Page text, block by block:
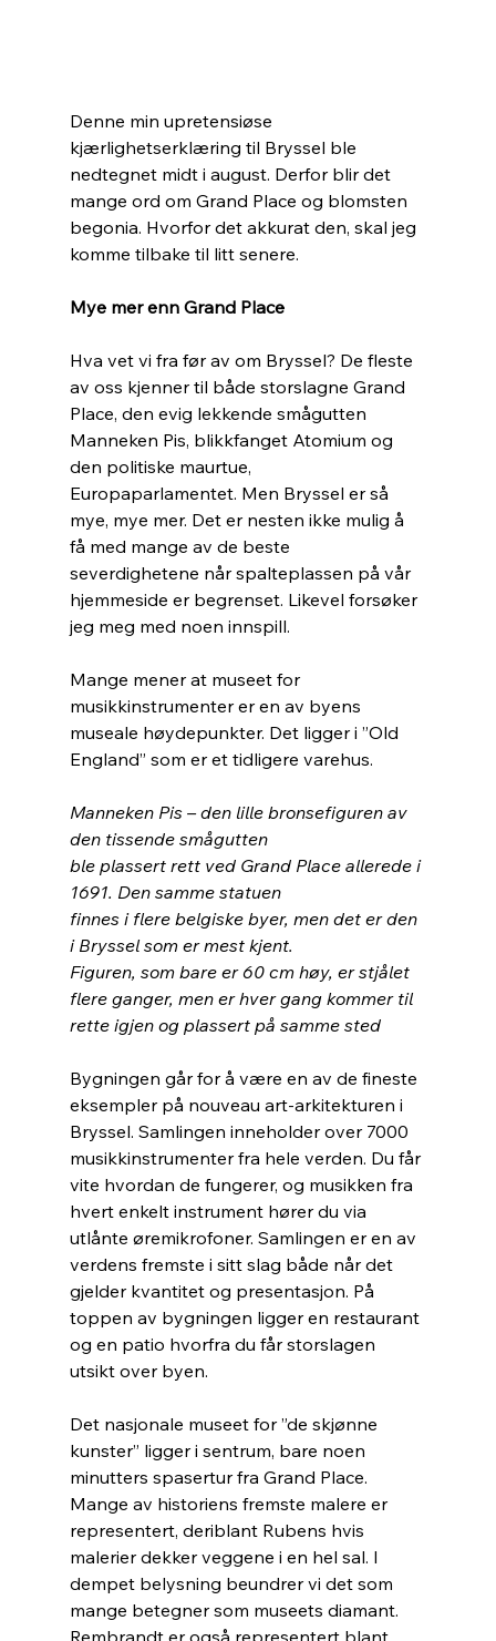
Denne min upretensiøse
kjærlighetserklæring til Bryssel ble
nedtegnet midt i august. Derfor blir det
mange ord om Grand Place og blomsten
begonia. Hvorfor det akkurat den, skal jeg
komme tilbake til litt senere.
Mye mer enn Grand Place
Hva vet vi fra før av om Bryssel? De fleste
av oss kjenner til både storslagne Grand
Place, den evig lekkende smågutten
Manneken Pis, blikkfanget Atomium og
den politiske maurtue,
Europaparlamentet. Men Bryssel er så
mye, mye mer. Det er nesten ikke mulig å
få med mange av de beste
severdighetene når spalteplassen på vår
hjemmeside er begrenset. Likevel forsøker
jeg meg med noen innspill.
Mange mener at museet for
musikkinstrumenter er en av byens
museale høydepunkter. Det ligger i ”Old
England” som er et tidligere varehus.
Manneken Pis – den lille bronsefiguren av
den tissende smågutten
ble plassert rett ved Grand Place allerede i
1691. Den samme statuen
finnes i flere belgiske byer, men det er den
i Bryssel som er mest kjent.
Figuren, som bare er 60 cm høy, er stjålet
flere ganger, men er hver gang kommer til
rette igjen og plassert på samme sted
Bygningen går for å være en av de fineste
eksempler på nouveau art-arkitekturen i
Bryssel. Samlingen inneholder over 7000
musikkinstrumenter fra hele verden. Du får
vite hvordan de fungerer, og musikken fra
hvert enkelt instrument hører du via
utlånte øremikrofoner. Samlingen er en av
verdens fremste i sitt slag både når det
gjelder kvantitet og presentasjon. På
toppen av bygningen ligger en restaurant
og en patio hvorfra du får storslagen
utsikt over byen.
Det nasjonale museet for ”de skjønne
kunster” ligger i sentrum, bare noen
minutters spasertur fra Grand Place.
Mange av historiens fremste malere er
representert, deriblant Rubens hvis
malerier dekker veggene i en hel sal. I
dempet belysning beundrer vi det som
mange betegner som museets diamant.